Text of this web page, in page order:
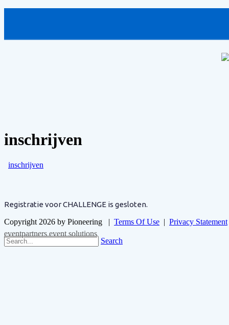
inschrijven
inschrijven
Registratie voor CHALLENGE is gesloten.
Copyright 2026 by Pioneering | Terms Of Use | Privacy Statement
eventpartners event solutions
Search